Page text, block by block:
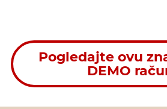
Pogledajte ovu
DEMO